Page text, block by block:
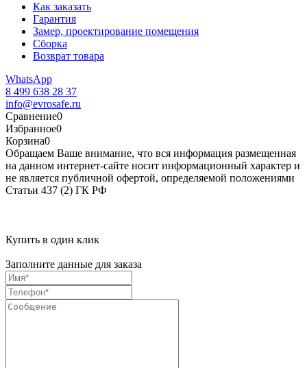
Как заказать
Гарантия
Замер, проектирование помещения
Сборка
Возврат товара
WhatsApp
8 499 638 28 37
info@evrosafe.ru
Сравнение0
Избранное0
Корзина0
Обращаем Ваше внимание, что вся информация размещенная
на данном интернет-сайте носит информационный характер и
не является публичной офертой, определяемой положениями
Статьи 437 (2) ГК РФ
Купить в один клик
Заполните данные для заказа